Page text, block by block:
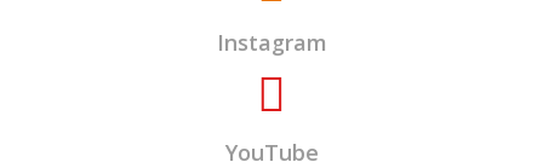
Instagram
YouTube